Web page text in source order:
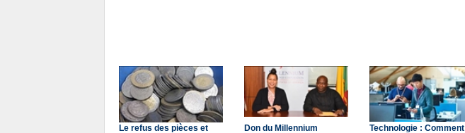
Le refus des pièces et Don du Millennium Technologie : Comment